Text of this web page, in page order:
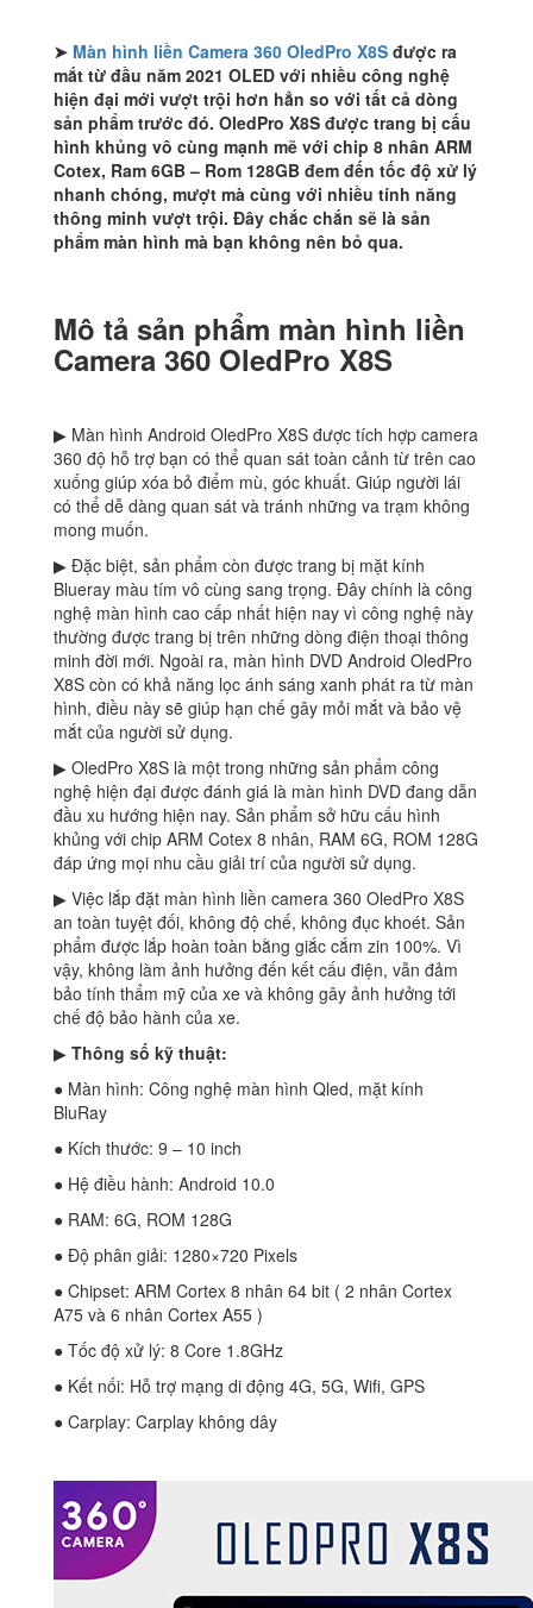
➤ Màn hình liền Camera 360 OledPro X8S được ra
mắt từ đầu năm 2021 OLED với nhiều công nghệ
hiện đại mới vượt trội hơn hẳn so với tất cả dòng
sản phẩm trước đó. OledPro X8S được trang bị cấu
hình khủng vô cùng mạnh mẽ với chip 8 nhân ARM
Cotex, Ram 6GB – Rom 128GB đem đến tốc độ xử lý
nhanh chóng, mượt mà cùng với nhiều tính năng
thông minh vượt trội. Đây chắc chắn sẽ là sản
phẩm màn hình mà bạn không nên bỏ qua.
Mô tả sản phẩm màn hình liền
Camera 360 OledPro X8S
▶ Màn hình Android OledPro X8S được tích hợp camera
360 độ hỗ trợ bạn có thể quan sát toàn cảnh từ trên cao
xuống giúp xóa bỏ điểm mù, góc khuất. Giúp người lái
có thể dễ dàng quan sát và tránh những va trạm không
mong muốn.
▶ Đặc biệt, sản phẩm còn được trang bị mặt kính
Blueray màu tím vô cùng sang trọng. Đây chính là công
nghệ màn hình cao cấp nhất hiện nay vì công nghệ này
thường được trang bị trên những dòng điện thoại thông
minh đời mới. Ngoài ra, màn hình DVD Android OledPro
X8S còn có khả năng lọc ánh sáng xanh phát ra từ màn
hình, điều này sẽ giúp hạn chế gây mỏi mắt và bảo vệ
mắt của người sử dụng.
▶ OledPro X8S là một trong những sản phẩm công
nghệ hiện đại được đánh giá là màn hình DVD đang dẫn
đầu xu hướng hiện nay. Sản phẩm sở hữu cấu hình
khủng với chip ARM Cotex 8 nhân, RAM 6G, ROM 128G
đáp ứng mọi nhu cầu giải trí của người sử dụng.
▶ Việc lắp đặt màn hình liền camera 360 OledPro X8S
an toàn tuyệt đối, không độ chế, không đục khoét. Sản
phẩm được lắp hoàn toàn bằng giắc cắm zin 100%. Vì
vậy, không làm ảnh hưởng đến kết cấu điện, vẫn đảm
bảo tính thẩm mỹ của xe và không gây ảnh hưởng tới
chế độ bảo hành của xe.
▶ Thông số kỹ thuật:
● Màn hình: Công nghệ màn hình Qled, mặt kính
BluRay
● Kích thước: 9 – 10 inch
● Hệ điều hành: Android 10.0
● RAM: 6G, ROM 128G
● Độ phân giải: 1280×720 Pixels
● Chipset: ARM Cortex 8 nhân 64 bit ( 2 nhân Cortex
A75 và 6 nhân Cortex A55 )
● Tốc độ xử lý: 8 Core 1.8GHz
● Kết nối: Hỗ trợ mạng di động 4G, 5G, Wifi, GPS
● Carplay: Carplay không dây